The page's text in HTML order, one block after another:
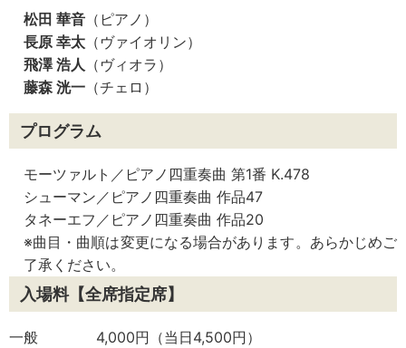
松田 華音 （ピアノ）
長原 幸太 （ヴァイオリン）
飛澤 浩人 （ヴィオラ）
藤森 洸一 （チェロ）
プログラム
モーツァルト／ピアノ四重奏曲 第1番 K.478
シューマン／ピアノ四重奏曲 作品47
タネーエフ／ピアノ四重奏曲 作品20
※曲目・曲順は変更になる場合があります。あらかじめご
了承ください。
入場料【全席指定席】
一般 4,000円（当日4,500円）